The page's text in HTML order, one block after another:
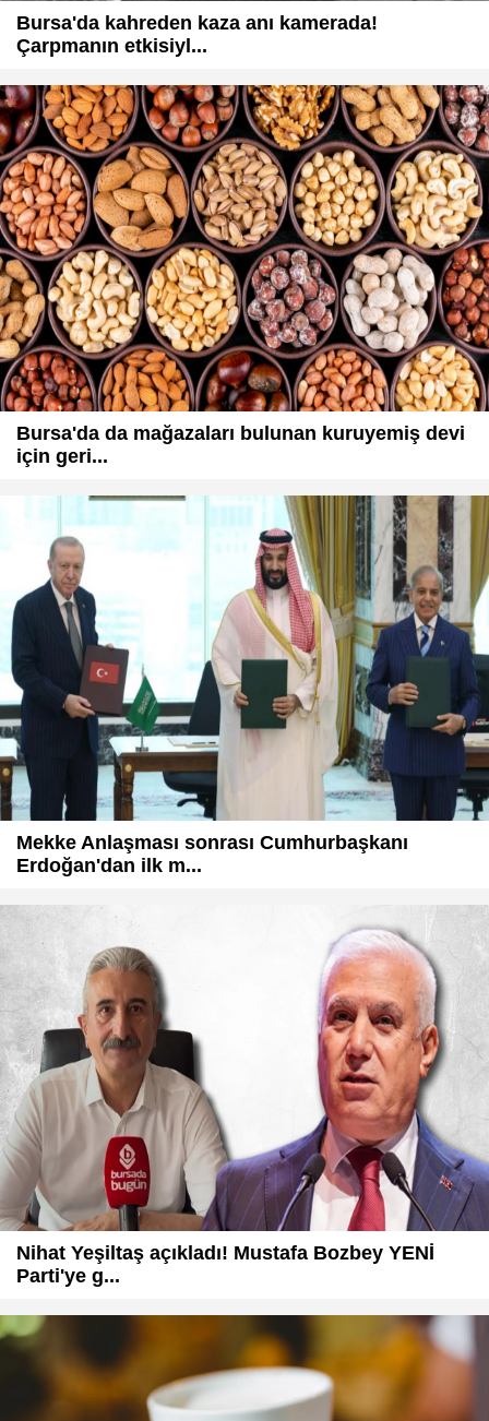
Bursa'da kahreden kaza anı kamerada!
Çarpmanın etkisiyl...
Bursa'da da mağazaları bulunan kuruyemiş devi
için geri...
Mekke Anlaşması sonrası Cumhurbaşkanı
Erdoğan'dan ilk m...
Nihat Yeşiltaş açıkladı! Mustafa Bozbey YENİ
Parti'ye g...